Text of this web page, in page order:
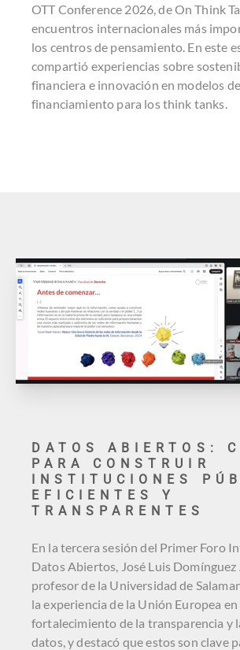
OTT Conference 2026, de On Think
encuentros internacionales más
los centros de pensamiento. En este
compartió experiencias sobre
financiera e innovación en modelos de
financiamiento para los think tanks.
DATOS ABIERTOS:
PARA CONSTRUIR
INSTITUCIONES
EFICIENTES Y
TRANSPARENTES
En la tercera sesión del Primer Foro
Datos Abiertos, José Luis Domínguez
profesor de la Universidad de
la experiencia de la Unión Europea en
fortalecimiento de la transparencia y
datos, y destacó que estos son clave